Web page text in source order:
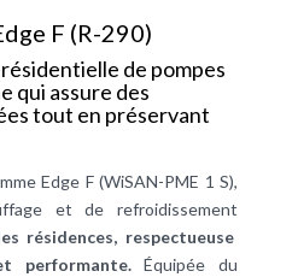
F (R-290)
de pompes
qui assure des
tout en préservant
Edge F (WiSAN-PME 1 S),
et de refroidissement
résidences, respectueuse
performante.Équipée du